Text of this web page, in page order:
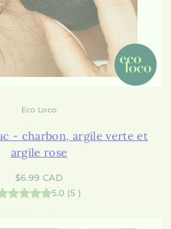
Eco Loco
- charbon, argile verte et
argile rose
Prix
habituel
$6.99 CAD
5.0 (5 )